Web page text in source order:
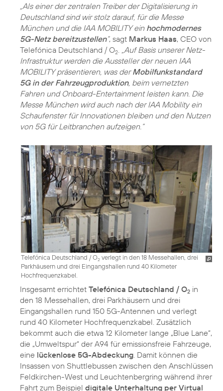
„Als einer der zentralen Treiber der Digitalisierung in
Deutschland sind wir stolz darauf, für die Messe
München und die IAA MOBILITY ein hochmodernes
5G-Netz bereitzustellen“, sagt Markus Haas, CEO von
Telefónica Deutschland / O2
„Auf Basis unserer Netz-
Infrastruktur werden die Aussteller der neuen IAA
MOBILITY präsentieren, was derMobilfunkstandard
5G in der Fahrzeugproduktion, beim vernetzten
Fahren und Onboard-Entertainment leisten kann. Die
Messe München wird auch nach der IAA Mobility ein
Schaufenster für Innovationen bleiben und den Nutzen
von 5G für Leitbranchen aufzeigen.“
Telefónica Deutschland / O2 verlegt in den 18 Messehallen, drei
Parkhäusern und drei Eingangshallen rund 40 Kilometer
Hochfrequenzkabel.
Insgesamt errichtet Telefónica Deutschland / O2 in
den 18 Messehallen, drei Parkhäusern und drei
Eingangshallen rund 150 5G-Antennen und verlegt
rund 40 Kilometer Hochfrequenzkabel. Zusätzlich
bekommt auch die etwa 12 Kilometer lange „Blue Lane“,
die „Umweltspur“ der A94 für emissionsfreie Fahrzeuge,
eine lückenlose 5G-Abdeckung . Damit können die
Insassen von Shuttlebussen zwischen den Anschlüssen
Feldkirchen-West und Leuchtenbergring während ihrer
Fahrt zum Beispiel digitale Unterhaltung per Virtual